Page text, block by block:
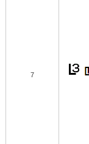
7